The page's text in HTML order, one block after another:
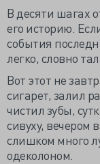
В десяти шагах
его историю.
события
легко, словно
Вот этот не
сигарет, залил
чистил зубы,
сивуху, вечером
слишком много
одеколоном.